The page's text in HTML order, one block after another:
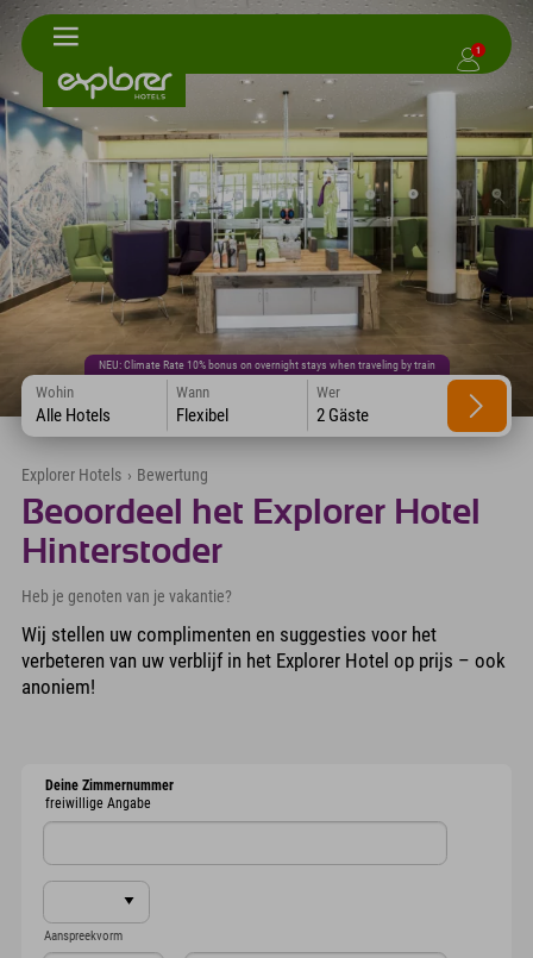
1
NEU: Climate Rate 10% bonus on overnight stays when traveling by train
Wohin
Alle Hotels
Wann
Flexibel
Wer
2 Gäste
Explorer Hotels › Bewertung
Beoordeel het Explorer Hotel
Hinterstoder
Heb je genoten van je vakantie?
Wij stellen uw complimenten en suggesties voor het
verbeteren van uw verblijf in het Explorer Hotel op prijs – ook
anoniem!
Deine Zimmernummer
freiwillige Angabe
Aanspreekvorm